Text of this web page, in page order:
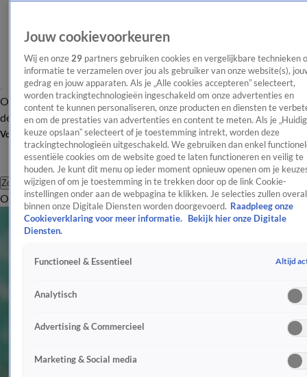
OverzichtAfleveringen Entertainment TV Algemeen
Tip
de redactieNieuwsbrief
Volg Shownieuws
Zoeken
OverzichtEntertainmentSpraakmakendRealityCrimeVideo's
Jouw cookievoorkeuren
Wij en onze 29 partners gebruiken cookies en vergelijkbare technieken
informatie te verzamelen over jou als gebruiker van onze website(s),
gedrag en jouw apparaten. Als je „Alle cookies accepteren” selecteert,
worden trackingtechnologieën ingeschakeld om onze advertenties en
content te kunnen personaliseren, onze producten en diensten te
en om de prestaties van advertenties en content te meten. Als je
keuze opslaan” selecteert of je toestemming intrekt, worden deze
trackingtechnologieën uitgeschakeld. We gebruiken dan enkel
essentiële cookies om de website goed te laten functioneren en veilig te
houden. Je kunt dit menu op ieder moment opnieuw openen om je
wijzigen of om je toestemming in te trekken door op de link Cookie-
instellingen onder aan de webpagina te klikken. Je selecties zullen overal
binnen onze Digitale Diensten worden doorgevoerd. Raadpleeg onze
Cookieverklaring voor meer informatie.
Bekijk hier onze Digitale
Diensten.
Functioneel & Essentieel Altijd
Analytisch
Advertising & Commercieel
Marketing & Social media